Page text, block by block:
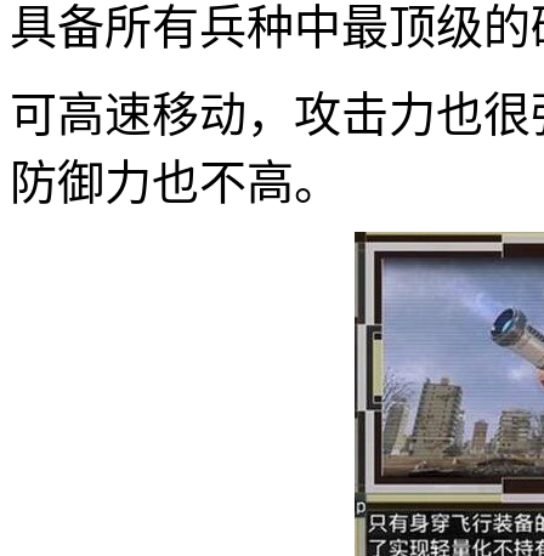
具备所有兵种中最顶级
可高速移动，攻击力也
防御力也不高。